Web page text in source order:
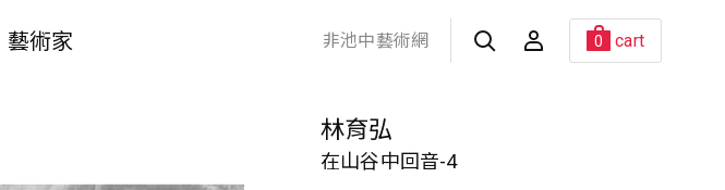
藝術家 非池中藝術網 0 cart
林育弘
在山谷中回音-4